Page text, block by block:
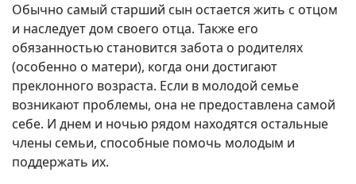
Обычно самый старший сын остается жить с отцом
и наследует дом своего отца. Также его
обязанностью становится забота о родителях
(особенно о матери), когда они достигают
преклонного возраста. Если в молодой семье
возникают проблемы, она не предоставлена самой
себе. И днем и ночью рядом находятся остальные
члены семьи, способные помочь молодым и
поддержать их.